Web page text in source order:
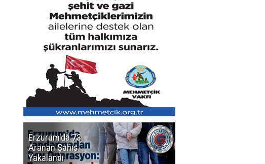
Erzurum'da 73
Aranan Şahıs
Yakalandı